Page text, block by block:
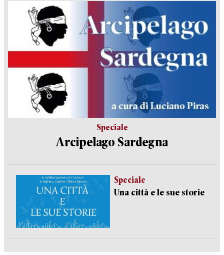
Speciale
Arcipelago Sardegna
Speciale
Una città e le sue storie